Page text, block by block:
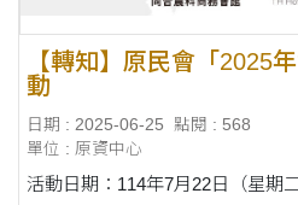
【轉知】原民會「2025
動
日期 : 2025-06-25
點閱 : 568
單位 : 原資中心
活動日期：114年7月22日（星期